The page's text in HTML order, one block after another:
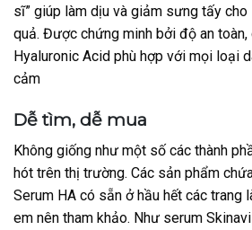
sĩ” giúp làm dịu và giảm sưng tấy cho
quả. Được chứng minh bởi độ an toàn,
Hyaluronic Acid phù hợp với mọi loại
cảm
Dễ tìm, dễ mua
Không giống như một số các thành
hót trên thị trường. Các sản phẩm
Serum HA có sẵn ở hầu hết các trang
em nên tham khảo. Như serum